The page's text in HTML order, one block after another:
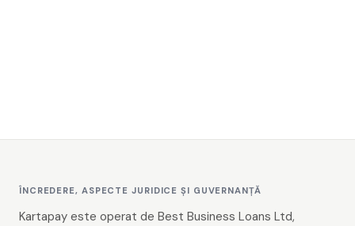
ÎNCREDERE, ASPECTE JURIDICE ȘI GUVERNANȚĂ
Kartapay este operat de Best Business Loans Ltd,